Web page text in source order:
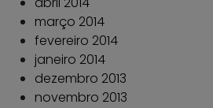
março 2014
fevereiro 2014
janeiro 2014
dezembro 2013
novembro 2013